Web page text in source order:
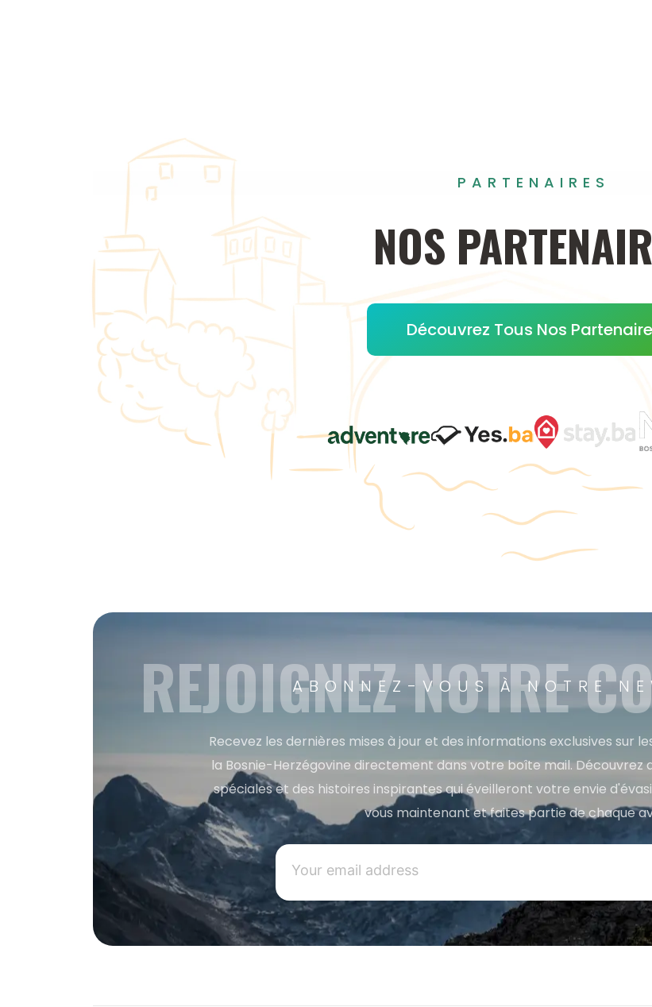
PARTENAIRES
NOS
Découvrez Tous Nos
ABONNEZ-VOUS À NOTRE
REJOIGNEZ NOTRE
Recevez les dernières mises à jour et des informations exclusives sur
la Bosnie-Herzégovine directement dans votre boîte mail. Découvrez
spéciales et des histoires inspirantes qui éveilleront votre envie
vous maintenant et faites partie de chaque